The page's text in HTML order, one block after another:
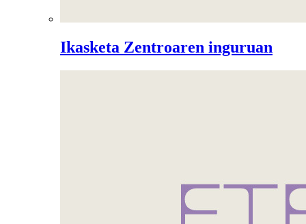
Ikasketa Zentroaren inguruan